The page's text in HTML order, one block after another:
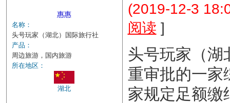
惠惠
名称：
头号玩家（湖北）国际旅行社
产品：
周边旅游，国内旅游
所在地区：
湖北
(2019-12-3
阅读 ]
头号玩家（湖
重审批的一家
家规定足额缴